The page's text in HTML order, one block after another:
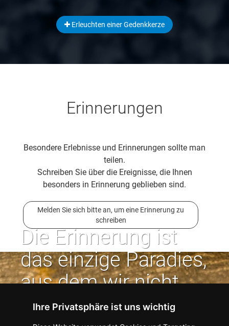
Ihre Privatsphäre ist uns wichtig
Erleuchten einer Gedenkkerze
Erinnerungen
Besondere Erlebnisse und Erinnerungen sollte man
teilen.
Schreiben Sie über die Ereignisse, die Ihnen
besonders in Erinnerung geblieben sind.
Melden Sie sich bitte an, um eine Erinnerung zu
schreiben
Die Erinnerung ist
das einzige Paradies,
aus dem wir nicht
vertrieben werden